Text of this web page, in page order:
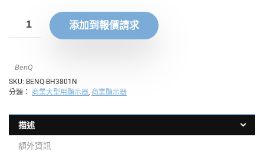
添加到報價請求
BenQ
SKU: BENQ-BH3801N
分類： 商業大型用顯示器 商業顯示器
描述
額外資訊